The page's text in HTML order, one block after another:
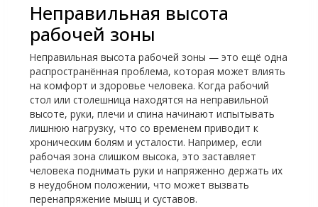
Неправильная высота
рабочей зоны
Неправильная высота рабочей зоны — это ещё одна
распространённая проблема, которая может влиять
на комфорт и здоровье человека. Когда рабочий
стол или столешница находятся на неправильной
высоте, руки, плечи и спина начинают испытывать
лишнюю нагрузку, что со временем приводит к
хроническим болям и усталости. Например, если
рабочая зона слишком высока, это заставляет
человека поднимать руки и напряженно держать их
в неудобном положении, что может вызвать
перенапряжение мышц и суставов.